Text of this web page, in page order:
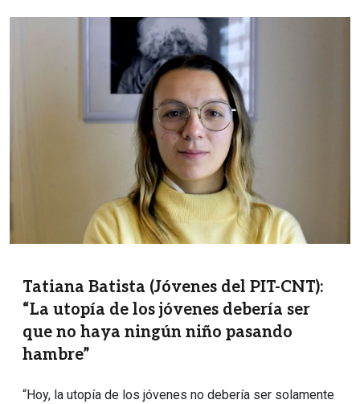
Tatiana Batista (Jóvenes del PIT-CNT):
“La utopía de los jóvenes debería ser
que no haya ningún niño pasando
hambre”
“Hoy, la utopía de los jóvenes no debería ser solamente